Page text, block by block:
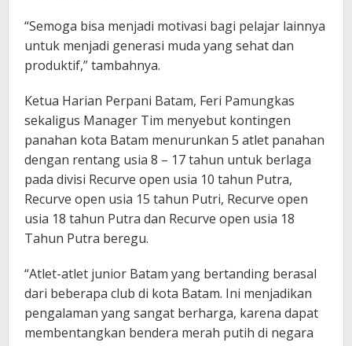
“Semoga bisa menjadi motivasi bagi pelajar lainnya
untuk menjadi generasi muda yang sehat dan
produktif,” tambahnya.
Ketua Harian Perpani Batam, Feri Pamungkas
sekaligus Manager Tim menyebut kontingen
panahan kota Batam menurunkan 5 atlet panahan
dengan rentang usia 8 – 17 tahun untuk berlaga
pada divisi Recurve open usia 10 tahun Putra,
Recurve open usia 15 tahun Putri, Recurve open
usia 18 tahun Putra dan Recurve open usia 18
Tahun Putra beregu.
“Atlet-atlet junior Batam yang bertanding berasal
dari beberapa club di kota Batam. Ini menjadikan
pengalaman yang sangat berharga, karena dapat
membentangkan bendera merah putih di negara